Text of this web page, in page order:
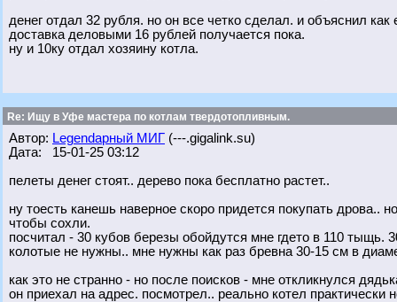
денег отдал 32 рубля. но он все четко сделал. и объяснил как
доставка деловыми 16 рублей получается пока.
ну и 10ку отдал хозяину котла.
Re: Ищу в Уфе мастера по котлам твердотопливным.
Автор: Legendарный МИГ (---.gigalink.su)
Дата: 15-01-25 03:12
пелеты денег стоят.. дерево пока бесплатно растет..
ну тоесть канешь наверное скоро придется покупать дрова..
чтобы сохли.
посчитал - 30 кубов березы обойдутся мне гдето в 110 тыщь.
колотые не нужны.. мне нужны как раз бревна 30-15 см в
как это не странно - но после поисков - мне откликнулся
он приехал на адрес. посмотрел.. реально котел практически